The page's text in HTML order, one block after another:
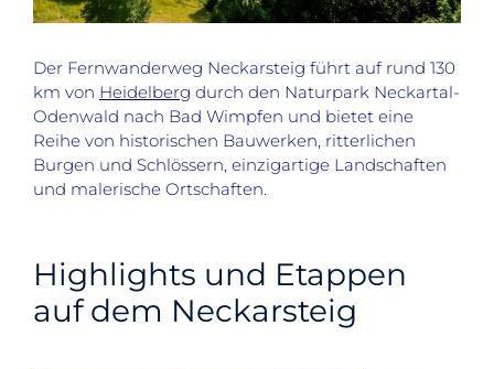
Der Fernwanderweg Neckarsteig führt auf rund 130
km von Heidelberg durch den Naturpark Neckartal-
Odenwald nach Bad Wimpfen und bietet eine
Reihe von historischen Bauwerken, ritterlichen
Burgen und Schlössern, einzigartige Landschaften
und malerische Ortschaften.
Highlights und Etappen
auf dem Neckarsteig